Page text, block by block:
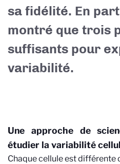
sa fidélité. En
montré que trois
suffisants pour
variabilité.
Une approche de
étudier la variabilité
Chaque cellule est différente